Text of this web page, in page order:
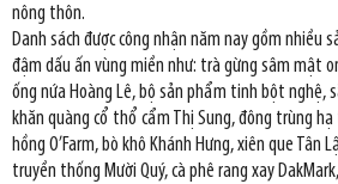
nông thôn.
Danh sách được công nhận năm nay gồm nhiều
đậm dấu ấn vùng miền như: trà gừng sâm mật
ống nứa Hoàng Lê, bộ sản phẩm tinh bột nghệ,
khăn quàng cổ thổ cẩm Thị Sung, đông trùng
hồng O’Farm, bò khô Khánh Hưng, xiên que Tân
truyền thống Mười Quý, cà phê rang xay